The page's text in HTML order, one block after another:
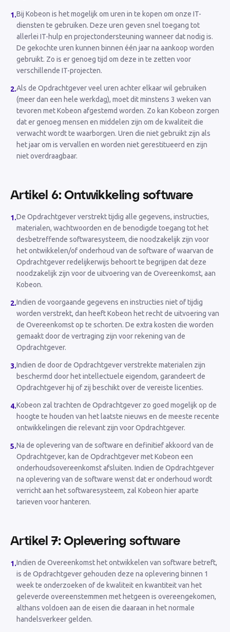
1.Bij Kobeon is het mogelijk om uren in te kopen om onze IT-
diensten te gebruiken. Deze uren geven snel toegang tot
allerlei IT-hulp en projectondersteuning wanneer dat nodig is.
De gekochte uren kunnen binnen één jaar na aankoop worden
gebruikt. Zo is er genoeg tijd om deze in te zetten voor
verschillende IT-projecten.
2.Als de Opdrachtgever veel uren achter elkaar wil gebruiken
(meer dan een hele werkdag), moet dit minstens 3 weken van
tevoren met Kobeon afgestemd worden. Zo kan Kobeon zorgen
dat er genoeg mensen en middelen zijn om de kwaliteit die
verwacht wordt te waarborgen. Uren die niet gebruikt zijn als
het jaar om is vervallen en worden niet gerestitueerd en zijn
niet overdraagbaar.
Artikel 6: Ontwikkeling software
1.De Opdrachtgever verstrekt tijdig alle gegevens, instructies,
materialen, wachtwoorden en de benodigde toegang tot het
desbetreffende softwaresysteem, die noodzakelijk zijn voor
het ontwikkelen/of onderhoud van de software of waarvan de
Opdrachtgever redelijkerwijs behoort te begrijpen dat deze
noodzakelijk zijn voor de uitvoering van de Overeenkomst, aan
Kobeon.
2.Indien de voorgaande gegevens en instructies niet of tijdig
worden verstrekt, dan heeft Kobeon het recht de uitvoering van
de Overeenkomst op te schorten. De extra kosten die worden
gemaakt door de vertraging zijn voor rekening van de
Opdrachtgever.
3.Indien de door de Opdrachtgever verstrekte materialen zijn
beschermd door het intellectuele eigendom, garandeert de
Opdrachtgever hij of zij beschikt over de vereiste licenties.
4.Kobeon zal trachten de Opdrachtgever zo goed mogelijk op de
hoogte te houden van het laatste nieuws en de meeste recente
ontwikkelingen die relevant zijn voor Opdrachtgever.
5.Na de oplevering van de software en definitief akkoord van de
Opdrachtgever, kan de Opdrachtgever met Kobeon een
onderhoudsovereenkomst afsluiten. Indien de Opdrachtgever
na oplevering van de software wenst dat er onderhoud wordt
verricht aan het softwaresysteem, zal Kobeon hier aparte
tarieven voor hanteren.
Artikel 7: Oplevering software
1.Indien de Overeenkomst het ontwikkelen van software betreft,
is de Opdrachtgever gehouden deze na oplevering binnen 1
week te onderzoeken of de kwaliteit en kwantiteit van het
geleverde overeenstemmen met hetgeen is overeengekomen,
althans voldoen aan de eisen die daaraan in het normale
handelsverkeer gelden.